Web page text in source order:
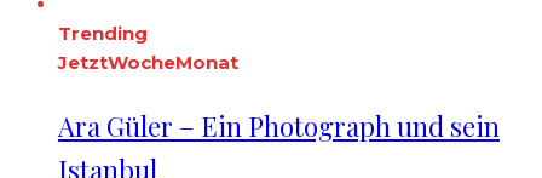
Trending
JetztWocheMonat
Ara Güler – Ein Photograph und sein
Istanbul